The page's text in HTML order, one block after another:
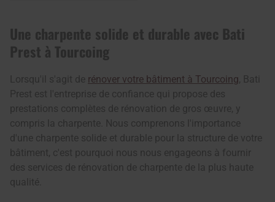
Une charpente solide et durable avec Bati
Prest à Tourcoing
Lorsqu'il s'agit de rénover votre bâtiment à Tourcoing, Bati
Prest est l'entreprise de confiance qui propose des
prestations complètes de rénovation de gros œuvre, y
compris la charpente. Nous comprenons l'importance
d'une charpente solide et durable pour la structure de votre
bâtiment, c'est pourquoi nous nous engageons à fournir
des services de rénovation de charpente de la plus haute
qualité.